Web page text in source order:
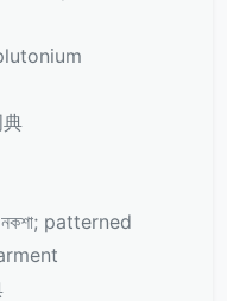
patterned